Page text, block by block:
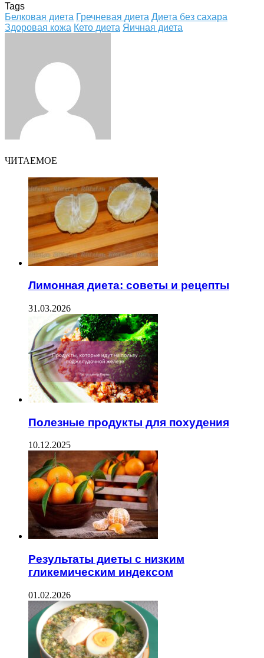
Tags
Белковая диета Гречневая диета Диета без сахара
Здоровая кожа Кето диета Яичная диета
ЧИТАЕМОЕ
Лимонная диета: советы и рецепты
31.03.2026
Полезные продукты для похудения
10.12.2025
Результаты диеты с низким
гликемическим индексом
01.02.2026